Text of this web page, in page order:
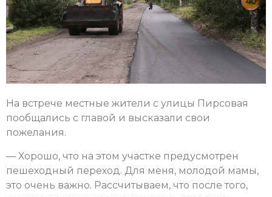
На встрече местные жители с улицы Пирсовая
пообщались с главой и высказали свои
пожелания.
— Хорошо, что на этом участке предусмотрен
пешеходный переход. Для меня, молодой мамы,
это очень важно. Рассчитываем, что после того,